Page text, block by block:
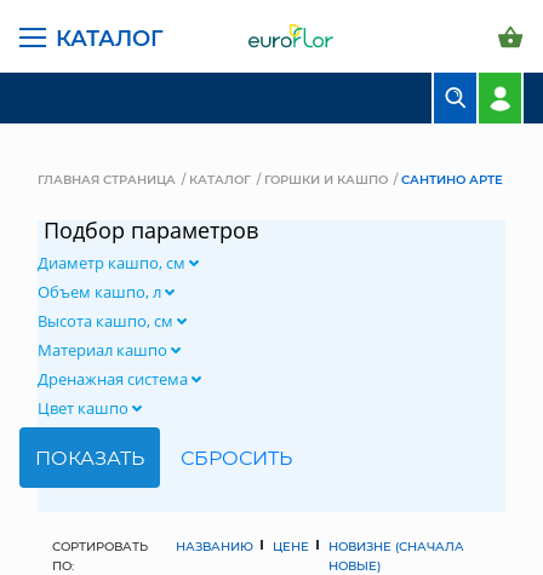
КАТАЛОГ
СВАДЕБНАЯ ФЛОРИСТИКА
КОМНАТНЫЕ РАСТЕНИЯ
ГЛАВНАЯ СТРАНИЦА КАТАЛОГ ГОРШКИ И КАШПО САНТИНО АРТЕ
Подбор параметров
Диаметр кашпо, см
Объем кашпо, л
Высота кашпо, см
Материал кашпо
Дренажная система
Цвет кашпо
СОРТИРОВАТЬ
ПО:
НАЗВАНИЮ ЦЕНЕ
НОВИЗНЕ (СНАЧАЛА
НОВЫЕ)